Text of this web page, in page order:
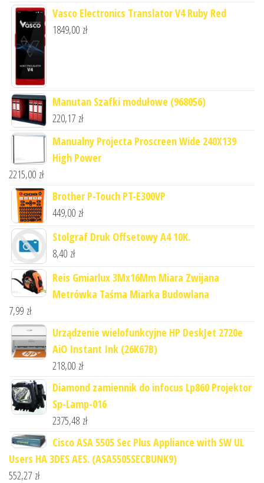
Vasco Electronics Translator V4 Ruby Red
1849,00 zł
Manutan Szafki modułowe (968056)
220,17 zł
Manualny Projecta Proscreen Wide 240X139
High Power
2215,00 zł
Brother P-Touch PT-E300VP
449,00 zł
Stolgraf Druk Offsetowy A4 10K.
8,40 zł
Reis Gmiarlux 3Mx16Mm Miara Zwijana
Metrówka Taśma Miarka Budowlana
7,99 zł
Urządzenie wielofunkcyjne HP DeskJet 2720e
AiO Instant Ink (26K67B)
218,00 zł
Diamond zamiennik do infocus Lp860 Projektor
Sp-Lamp-016
2375,48 zł
Cisco ASA 5505 Sec Plus Appliance with SW UL
Users HA 3DES AES. (ASA5505SECBUNK9)
552,27 zł